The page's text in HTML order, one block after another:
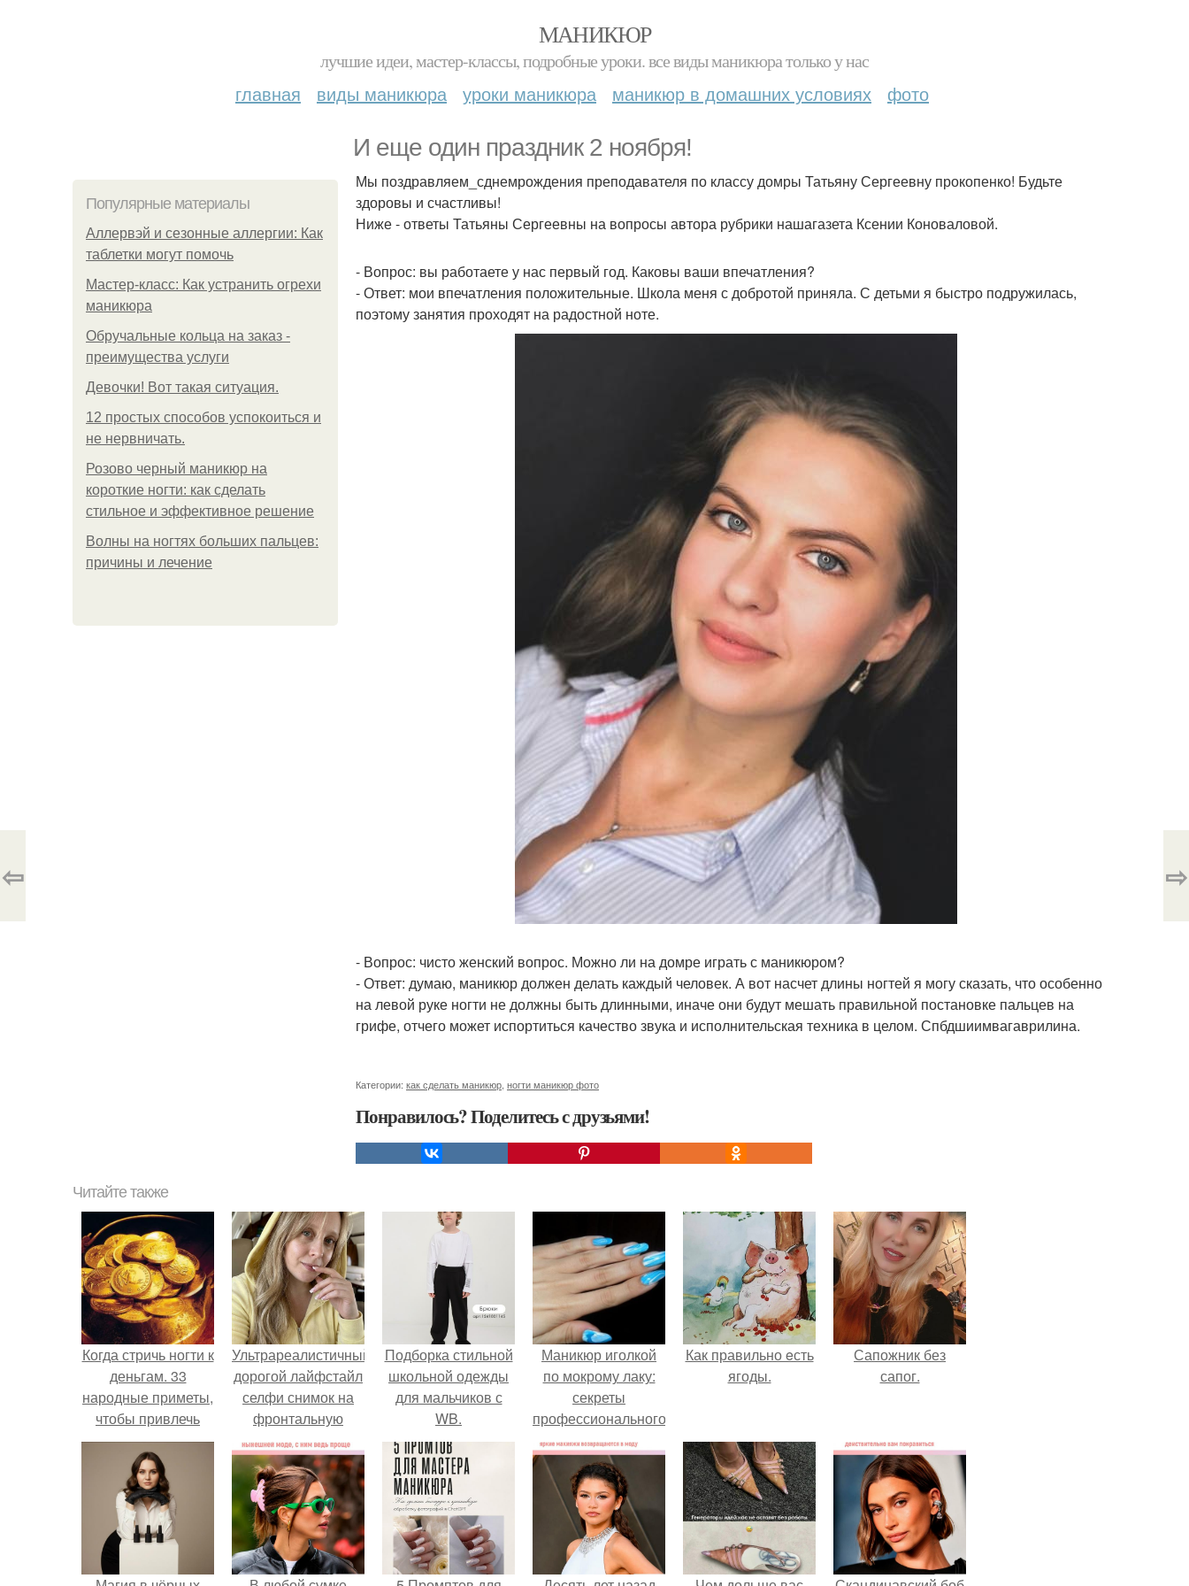
МАНИКЮР
лучшие идеи, мастер-классы, подробные уроки. все виды маникюра только у нас
главная виды маникюра уроки маникюра маникюр в домашних условиях фото
И еще один праздник 2 ноября!
Популярные материалы
Аллервэй и сезонные аллергии: Как
таблетки могут помочь
Мастер-класс: Как устранить огрехи
маникюра
Обручальные кольца на заказ -
преимущества услуги
Девочки! Вот такая ситуация.
12 простых способов успокоиться и
не нервничать.
Розово черный маникюр на
короткие ногти: как сделать
стильное и эффективное решение
Волны на ногтях больших пальцев:
причины и лечение
Мы поздравляем_сднемрождения преподавателя по классу домры Татьяну Сергеевну прокопенко! Будьте
здоровы и счастливы!
Ниже - ответы Татьяны Сергеевны на вопросы автора рубрики нашагазета Ксении Коноваловой.
- Вопрос: вы работаете у нас первый год. Каковы ваши впечатления?
- Ответ: мои впечатления положительные. Школа меня с добротой приняла. С детьми я быстро подружилась,
поэтому занятия проходят на радостной ноте.
- Вопрос: чисто женский вопрос. Можно ли на домре играть с маникюром?
- Ответ: думаю, маникюр должен делать каждый человек. А вот насчет длины ногтей я могу сказать, что особенно
на левой руке ногти не должны быть длинными, иначе они будут мешать правильной постановке пальцев на
грифе, отчего может испортиться качество звука и исполнительская техника в целом. Спбдшиимвагаврилина.
Категории: как сделать маникюр ногти маникюр фото
Понравилось? Поделитесь с друзьями!
⇦ ⇨
Читайте также
Когда стричь ногти к
деньгам. 33
народные приметы,
чтобы привлечь
деньги в дом.
Ультрареалистичный
дорогой лайфстайл
селфи снимок на
фронтальную
камеру.
Подборка стильной
школьной одежды
для мальчиков с
WB.
Маникюр иголкой
по мокрому лаку:
секреты
профессионального
маникюра
Как правильно eсть
ягоды.
Сапожник без
сапог.